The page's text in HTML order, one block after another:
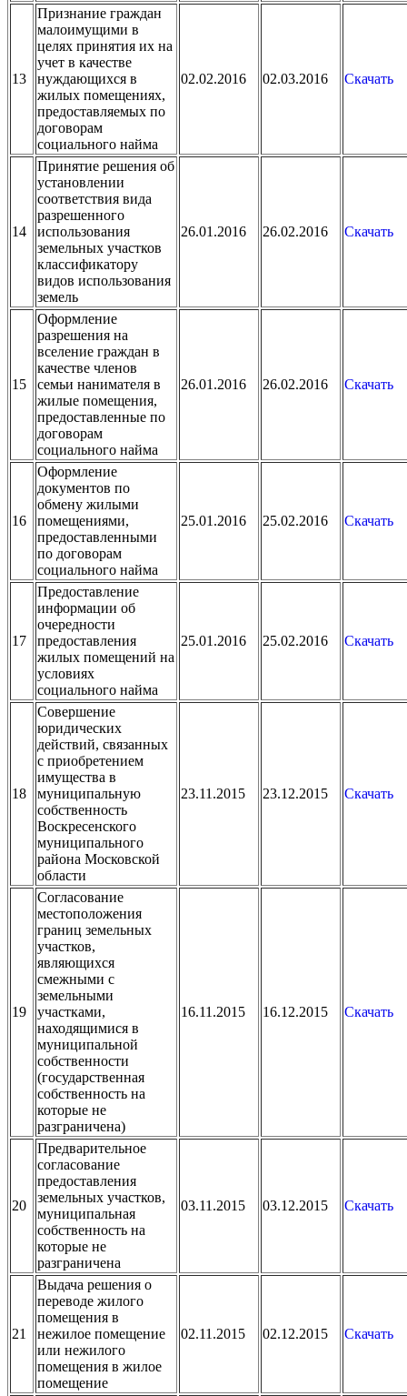
13
Признание граждан
малоимущими в
целях принятия их на
учет в качестве
нуждающихся в
жилых помещениях,
предоставляемых по
договорам
социального найма
02.02.2016 02.03.2016 Скачать
14
Принятие решения об
установлении
соответствия вида
разрешенного
использования
земельных участков
классификатору
видов использования
земель
26.01.2016 26.02.2016 Скачать
15
Оформление
разрешения на
вселение граждан в
качестве членов
семьи нанимателя в
жилые помещения,
предоставленные по
договорам
социального найма
26.01.2016 26.02.2016 Скачать
16
Оформление
документов по
обмену жилыми
помещениями,
предоставленными
по договорам
социального найма
25.01.2016 25.02.2016 Скачать
17
Предоставление
информации об
очередности
предоставления
жилых помещений на
условиях
социального найма
25.01.2016 25.02.2016 Скачать
18
Совершение
юридических
действий, связанных
с приобретением
имущества в
муниципальную
собственность
Воскресенского
муниципального
района Московской
области
23.11.2015 23.12.2015 Скачать
19
Согласование
местоположения
границ земельных
участков,
являющихся
смежными с
земельными
участками,
находящимися в
муниципальной
собственности
(государственная
собственность на
которые не
разграничена)
16.11.2015 16.12.2015 Скачать
20
Предварительное
согласование
предоставления
земельных участков,
муниципальная
собственность на
которые не
разграничена
03.11.2015 03.12.2015 Скачать
21
Выдача решения о
переводе жилого
помещения в
нежилое помещение
или нежилого
помещения в жилое
помещение
02.11.2015 02.12.2015 Скачать